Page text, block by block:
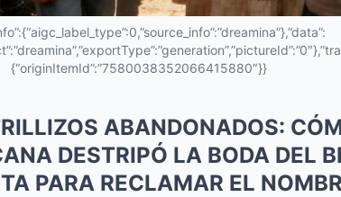
{“originItemId”:”7580038352066415880″}}
ABANDONADOS:
DESTRIPÓ LA BODA DEL
PARA RECLAMAR EL